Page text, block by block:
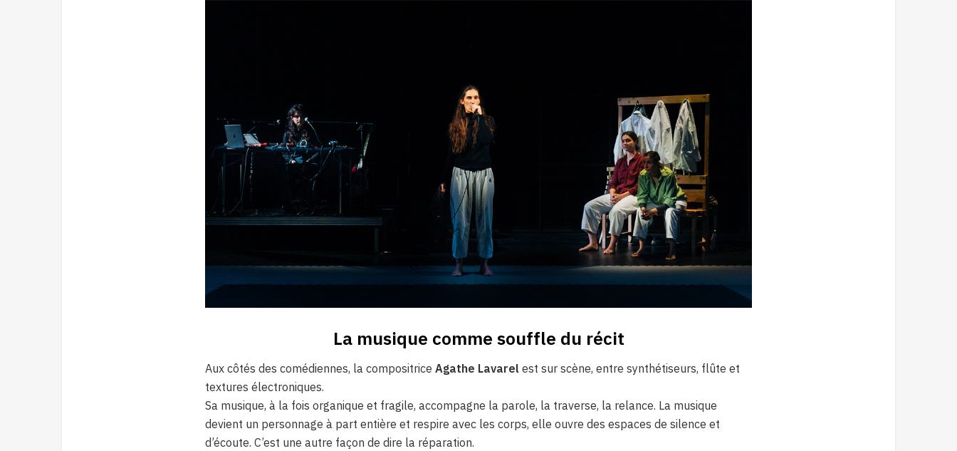
La musique comme souffle du récit
Aux côtés des comédiennes, la compositrice Agathe Lavarel est sur scène, entre synthétiseurs, flûte et
textures électroniques.
Sa musique, à la fois organique et fragile, accompagne la parole, la traverse, la relance. La musique
devient un personnage à part entière et respire avec les corps, elle ouvre des espaces de silence et
d’écoute. C’est une autre façon de dire la réparation.